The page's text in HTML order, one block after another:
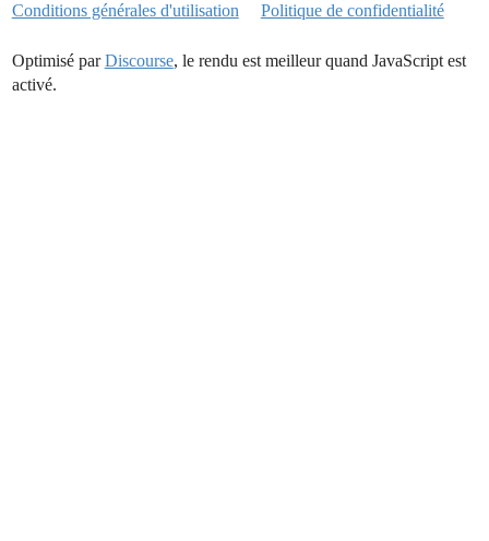
Conditions générales d'utilisation Politique de confidentialité
Optimisé parDiscourse, le rendu est meilleur quand JavaScript est
activé.